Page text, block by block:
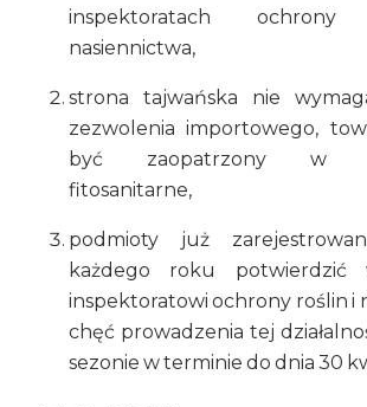
inspektoratach
nasiennictwa,
strona tajwańska nie
zezwolenia importowego,
być zaopatrzony w
fitosanitarne,
podmioty już
każdego roku potwierdzić
inspektoratowi ochrony roślin i
chęć prowadzenia tej
sezonie w terminie do dnia 30